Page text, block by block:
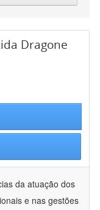
Dragone
da atuação dos
e nas gestões